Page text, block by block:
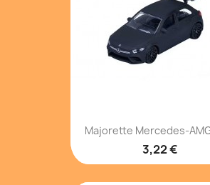
Majorette Mercedes-
3,22 €